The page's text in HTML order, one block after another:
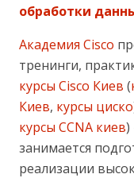
обработки
Академия Cisco
тренинги,
курсы Cisco Киев (
Киев, курсы циско
курсы CCNA киев
занимается
реализации